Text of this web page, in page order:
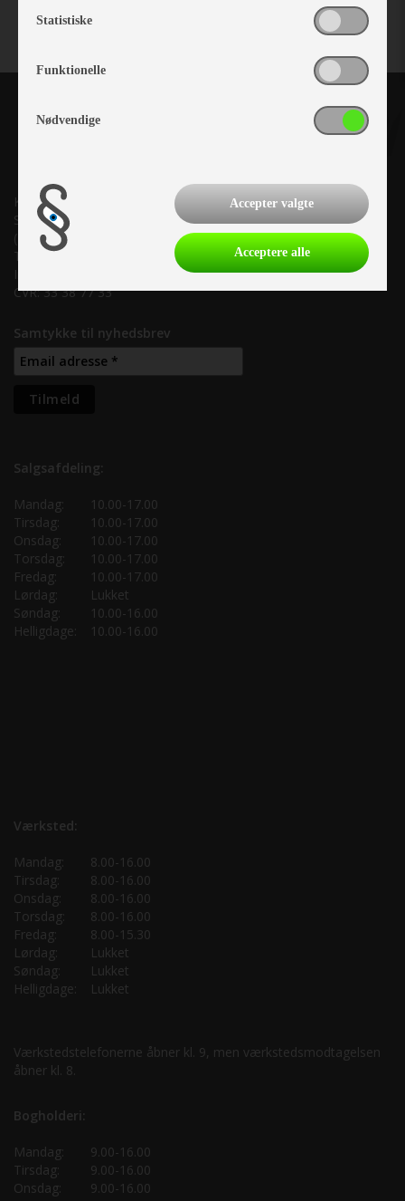
Kronjyllands Camping Center A/S
Suderholmen 10, 8960 Randers SØ
(Lige ud til Grenåvej)
Tlf. +45 87 10 98 70
Info@as-kcc.dk
CVR: 33 38 77 33
Samtykke til nyhedsbrev
Salgsafdeling:
Mandag:
10.00-17.00
Tirsdag:
10.00-17.00
Onsdag:
10.00-17.00
Torsdag:
10.00-17.00
Fredag:
10.00-17.00
Lørdag:
Lukket
Søndag:
10.00-16.00
Helligdage:
10.00-16.00
Værksted:
Mandag:
8.00-16.00
Tirsdag:
8.00-16.00
Onsdag:
8.00-16.00
Torsdag:
8.00-16.00
Fredag:
8.00-15.30
Lørdag:
Lukket
Søndag:
Lukket
Helligdage:
Lukket
Værkstedstelefonerne åbner kl. 9, men værkstedsmodtagelsen
åbner kl. 8.
Bogholderi:
Mandag:
9.00-16.00
Tirsdag:
9.00-16.00
Onsdag:
9.00-16.00
Statistiske
Funktionelle
Nødvendige
Accepter valgte
Acceptere alle